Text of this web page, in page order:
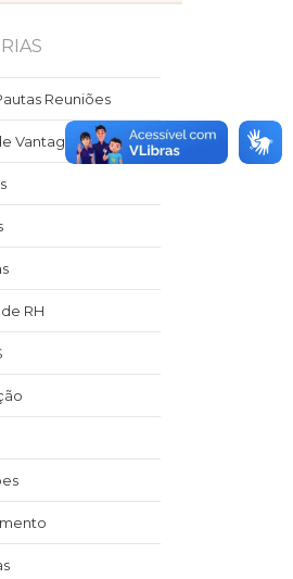
Reuniões
Vantagens
RH